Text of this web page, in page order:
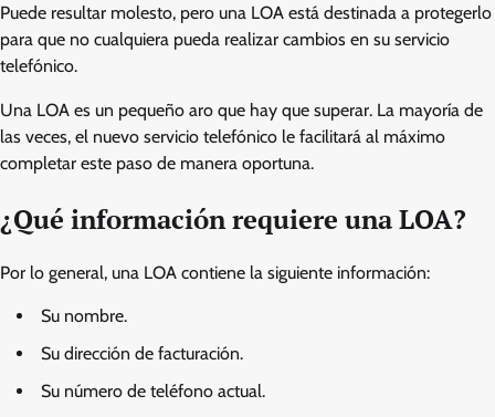
Puede resultar molesto, pero una LOA está destinada a protegerlo
para que no cualquiera pueda realizar cambios en su servicio
telefónico.
Una LOA es un pequeño aro que hay que superar. La mayoría de
las veces, el nuevo servicio telefónico le facilitará al máximo
completar este paso de manera oportuna.
¿Qué información requiere una LOA?
Por lo general, una LOA contiene la siguiente información:
Su nombre.
Su dirección de facturación.
Su número de teléfono actual.